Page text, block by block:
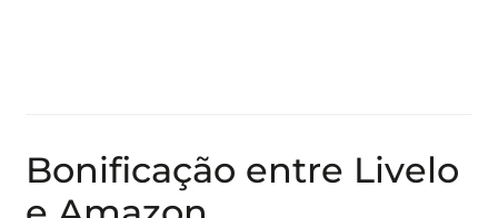
Bonificação entre Livelo